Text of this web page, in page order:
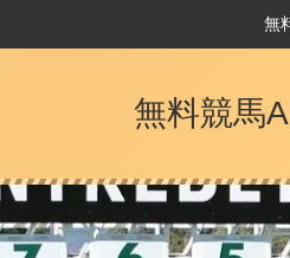
無
無料競馬